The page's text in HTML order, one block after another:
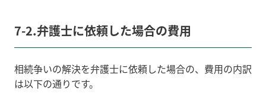
7-2.弁護士に依頼した場合の費用
相続争いの解決を弁護士に依頼した場合の、費用の内訳
は以下の通りです。